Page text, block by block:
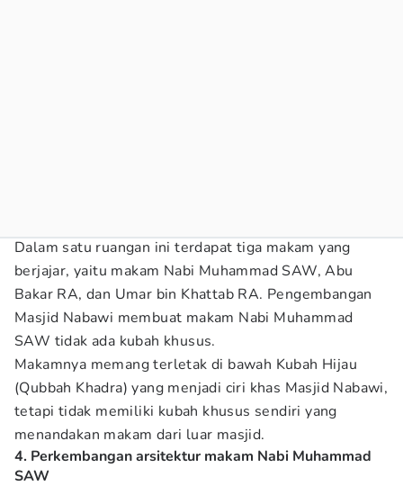
Dalam satu ruangan ini terdapat tiga makam yang
berjajar, yaitu makam Nabi Muhammad SAW, Abu
Bakar RA, dan Umar bin Khattab RA. Pengembangan
Masjid Nabawi membuat makam Nabi Muhammad
SAW tidak ada kubah khusus.
Makamnya memang terletak di bawah Kubah Hijau
(Qubbah Khadra) yang menjadi ciri khas Masjid Nabawi,
tetapi tidak memiliki kubah khusus sendiri yang
menandakan makam dari luar masjid.
4. Perkembangan arsitektur makam Nabi Muhammad
SAW